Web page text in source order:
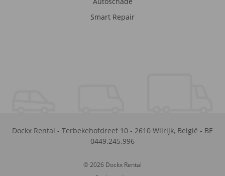
Smart Repair
Dockx Rental - Terbekehofdreef 10 - 2610 Wilrijk, België - BE
0449.245.996
© 2026 Dockx Rental